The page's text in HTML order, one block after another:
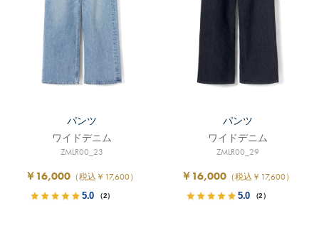
パンツ
ワイドデニム
ZMLR00_23
￥16,000 （税込￥17,600）
5.0 （2）
パンツ
ワイドデニム
ZMLR00_29
￥16,000 （税込￥17,600）
5.0 （2）